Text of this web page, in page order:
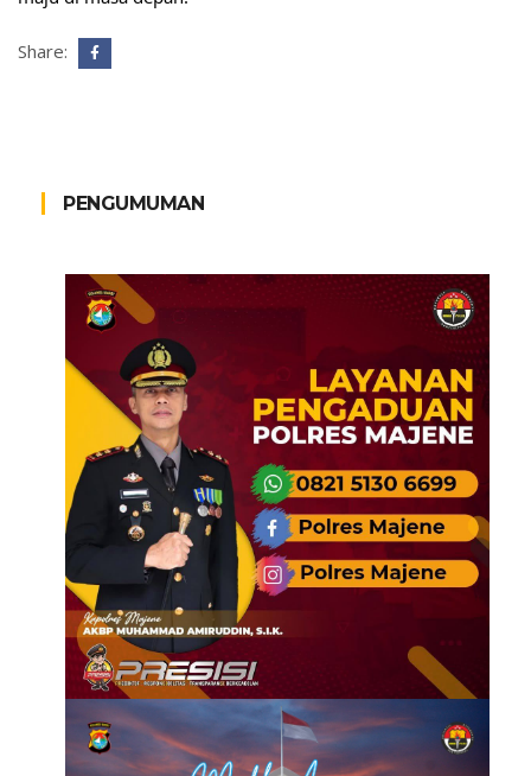
Share:
PENGUMUMAN